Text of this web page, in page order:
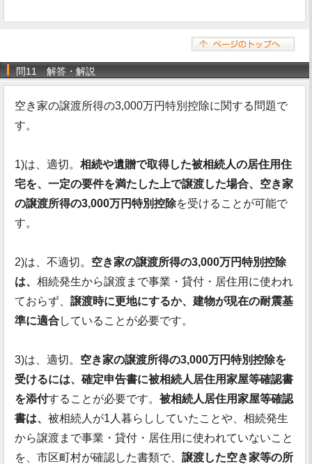
問11 解答・解説
空き家の譲渡所得の3,000万円特別控除に関する問題で
す。
1)は、適切。 相続や遺贈で取得した被相続人の居住用住
宅を、一定の要件を満たした上で譲渡した場合、空き家
の譲渡所得の3,000万円特別控除を受けることが可能で
す。
2)は、不適切。 空き家の譲渡所得の3,000万円特別控除
は、 相続発生から譲渡まで事業・貸付・居住用に使われ
ておらず、 譲渡時に更地にするか、建物が現在の耐震基
準に適合していることが必要です。
3)は、適切。 空き家の譲渡所得の3,000万円特別控除を
受けるには、確定申告書に被相続人居住用家屋等確認書
を添付することが必要です。 被相続人居住用家屋等確認
書は、 被相続人が1人暮らししていたことや、相続発生
から譲渡まで事業・貸付・居住用に使われていないこと
を、市区町村が確認した書類で、 譲渡した空き家等の所